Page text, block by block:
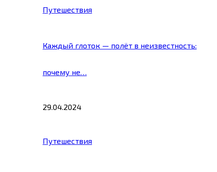
Путешествия
Каждый глоток — полёт в неизвестность:
почему не…
29.04.2024
Путешествия